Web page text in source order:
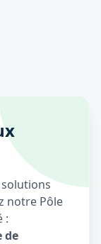
notre Pôle
:
de